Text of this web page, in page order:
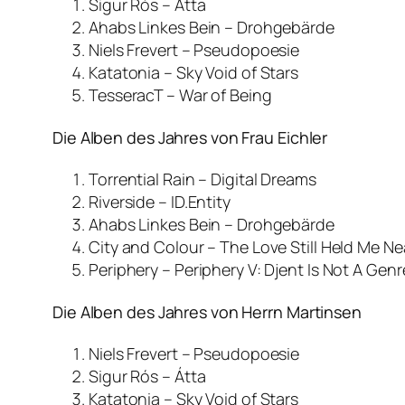
Sigur Rós – Átta
Ahabs Linkes Bein – Drohgebärde
Niels Frevert – Pseudopoesie
Katatonia – Sky Void of Stars
TesseracT – War of Being
Die Alben des Jahres von Frau Eichler
Torrential Rain – Digital Dreams
Riverside – ID.Entity
Ahabs Linkes Bein – Drohgebärde
City and Colour – The Love Still Held Me
Periphery – Periphery V: Djent Is Not A
Die Alben des Jahres von Herrn Martinsen
Niels Frevert – Pseudopoesie
Sigur Rós – Átta
Katatonia – Sky Void of Stars